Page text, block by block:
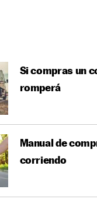
Si compras un
romperá
Manual de
corriendo